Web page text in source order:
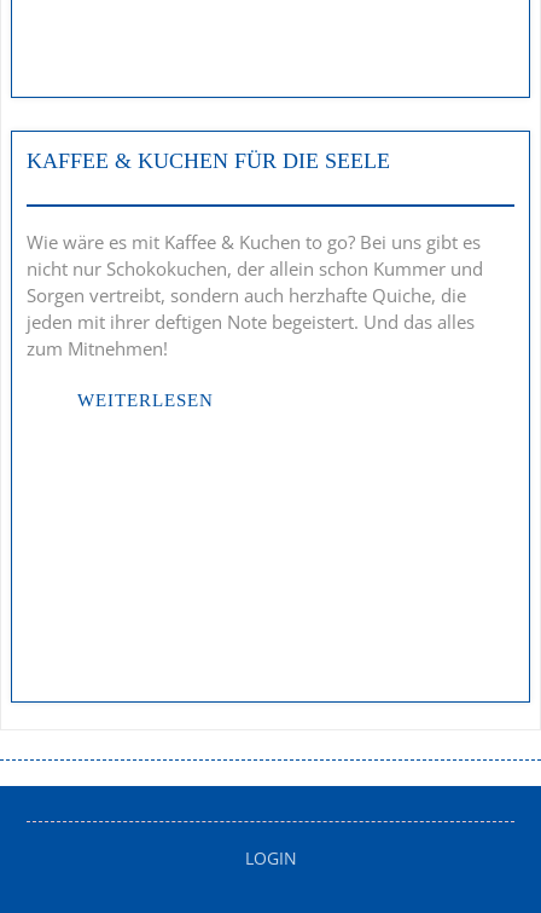
KAFFEE & KUCHEN FÜR DIE SEELE
Wie wäre es mit Kaffee & Kuchen to go? Bei uns gibt es
nicht nur Schokokuchen, der allein schon Kummer und
Sorgen vertreibt, sondern auch herzhafte Quiche, die
jeden mit ihrer deftigen Note begeistert. Und das alles
zum Mitnehmen!
WEITERLESEN
LOGIN